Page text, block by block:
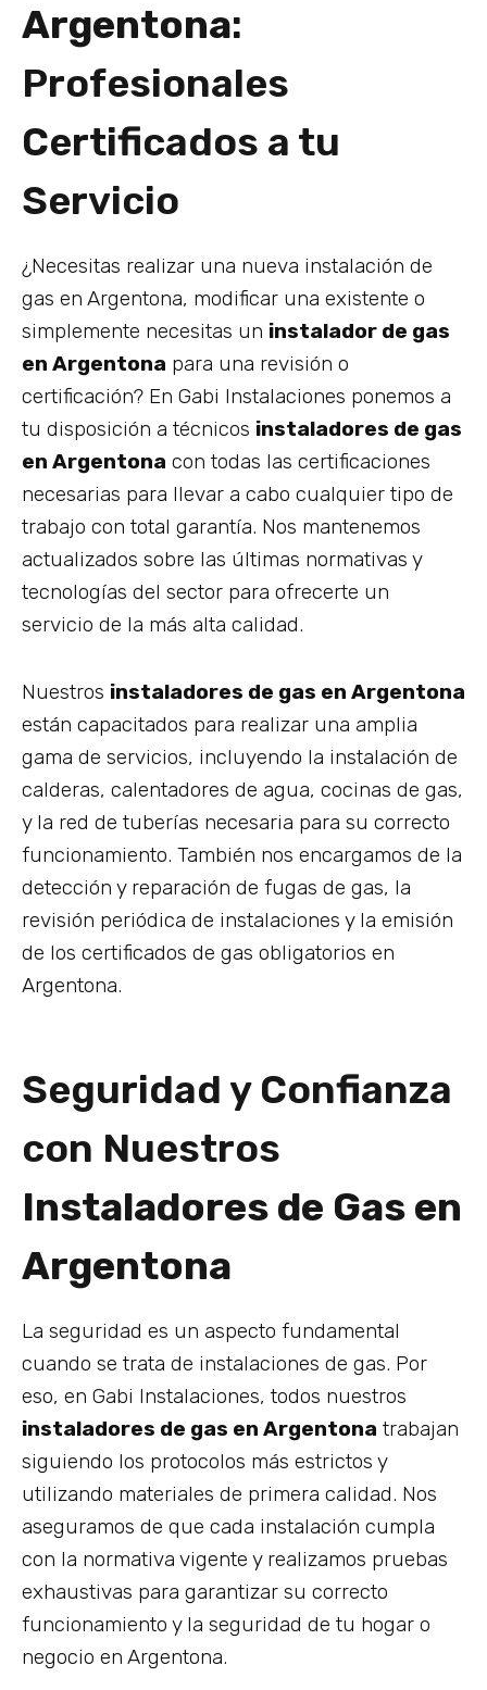
Argentona:
Profesionales
Certificados a tu
Servicio
¿Necesitas realizar una nueva instalación de
gas en Argentona, modificar una existente o
simplemente necesitas un instalador de gas
en Argentona para una revisión o
certificación? En Gabi Instalaciones ponemos a
tu disposición a técnicos instaladores de gas
en Argentona con todas las certificaciones
necesarias para llevar a cabo cualquier tipo de
trabajo con total garantía. Nos mantenemos
actualizados sobre las últimas normativas y
tecnologías del sector para ofrecerte un
servicio de la más alta calidad.
Nuestros instaladores de gas en Argentona
están capacitados para realizar una amplia
gama de servicios, incluyendo la instalación de
calderas, calentadores de agua, cocinas de gas,
y la red de tuberías necesaria para su correcto
funcionamiento. También nos encargamos de la
detección y reparación de fugas de gas, la
revisión periódica de instalaciones y la emisión
de los certificados de gas obligatorios en
Argentona.
Seguridad y Confianza
con Nuestros
Instaladores de Gas en
Argentona
La seguridad es un aspecto fundamental
cuando se trata de instalaciones de gas. Por
eso, en Gabi Instalaciones, todos nuestros
instaladores de gas en Argentona trabajan
siguiendo los protocolos más estrictos y
utilizando materiales de primera calidad. Nos
aseguramos de que cada instalación cumpla
con la normativa vigente y realizamos pruebas
exhaustivas para garantizar su correcto
funcionamiento y la seguridad de tu hogar o
negocio en Argentona.